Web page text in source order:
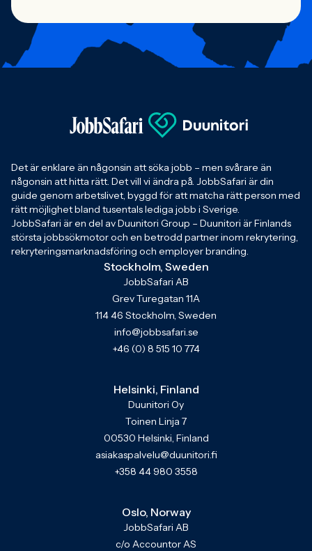
Det är enklare än någonsin att söka jobb – men svårare än
någonsin att hitta rätt. Det vill vi ändra på. JobbSafari är din
guide genom arbetslivet, byggd för att matcha rätt person med
rätt möjlighet bland tusentals lediga jobb i Sverige.
JobbSafari är en del av Duunitori Group – Duunitori är Finlands
största jobbsökmotor och en betrodd partner inom rekrytering,
rekryteringsmarknadsföring och employer branding.
Stockholm, Sweden
JobbSafari AB
Grev Turegatan 11A
114 46 Stockholm, Sweden
info@jobbsafari.se
+46 (0) 8 515 10 774
Helsinki, Finland
Duunitori Oy
Toinen Linja 7
00530 Helsinki, Finland
asiakaspalvelu@duunitori.fi
+358 44 980 3558
Oslo, Norway
JobbSafari AB
c/o Accountor AS